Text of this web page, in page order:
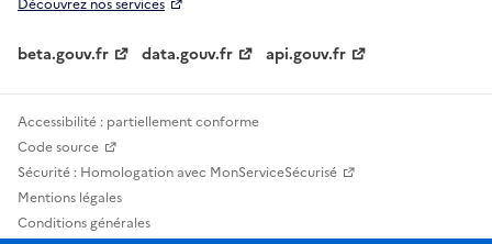
Découvrez nos services
beta.gouv.fr data.gouv.fr api.gouv.fr
Accessibilité : partiellement conforme
Code source
Sécurité : Homologation avec MonServiceSécurisé
Mentions légales
Conditions générales